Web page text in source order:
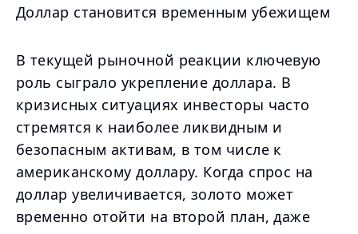
Доллар становится временным убежищем
В текущей рыночной реакции ключевую
роль сыграло укрепление доллара. В
кризисных ситуациях инвесторы часто
стремятся к наиболее ликвидным и
безопасным активам, в том числе к
американскому доллару. Когда спрос на
доллар увеличивается, золото может
временно отойти на второй план, даже